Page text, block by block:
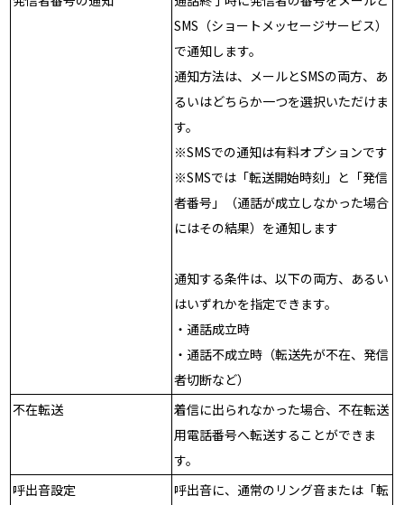
SMS（ショートメッセージサービス）
で通知します。
通知方法は、メールとSMSの両方、あ
るいはどちらか一つを選択いただけま
す。
※SMSでの通知は有料オプションです
※SMSでは「転送開始時刻」と「発信
者番号」（通話が成立しなかった場合
にはその結果）を通知します
通知する条件は、以下の両方、あるい
はいずれかを指定できます。
・通話成立時
・通話不成立時（転送先が不在、発信
者切断など）
不在転送
着信に出られなかった場合、不在転送
用電話番号へ転送することができま
す。
呼出音設定
呼出音に、通常のリング音または「転